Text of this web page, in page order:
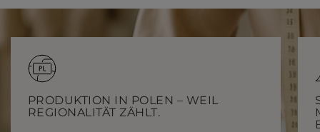
PRODUKTION IN POLEN – WEIL
REGIONALITÄT ZÄHLT.